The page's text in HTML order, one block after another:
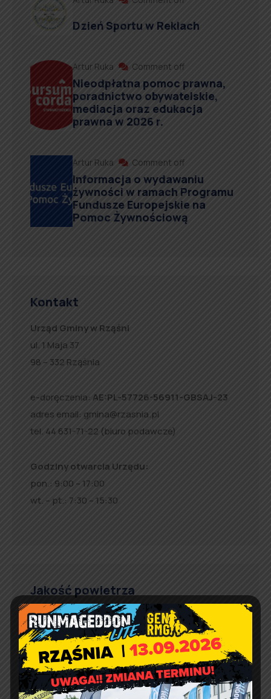
Dzień Sportu w Reklach
Artur Ruka Comment off
Nieodpłatna pomoc prawna,
poradnictwo obywatelskie,
mediacja oraz edukacja
prawna w 2026 r.
Artur Ruka Comment off
Informacja o wydawaniu
żywności w ramach Programu
Fundusze Europejskie na
Pomoc Żywnościową
Kontakt
Urząd Gminy w Rząśni
ul. 1 Maja 37
98 – 332 Rząśnia
e-doręczenia: AE:PL-57726-56911-GBSAJ-23
adres email: gmina@rzasnia.pl
tel. 44 631-71-22 (biuro podawcze)
Godziny otwarcia Urzędu:
pon.: 9:00 – 17:00
wt. – pt.: 7:30 – 15:30
Jakość powietrza